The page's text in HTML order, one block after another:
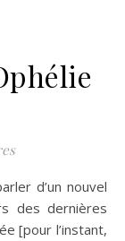
des dernières
[pour l’instant,